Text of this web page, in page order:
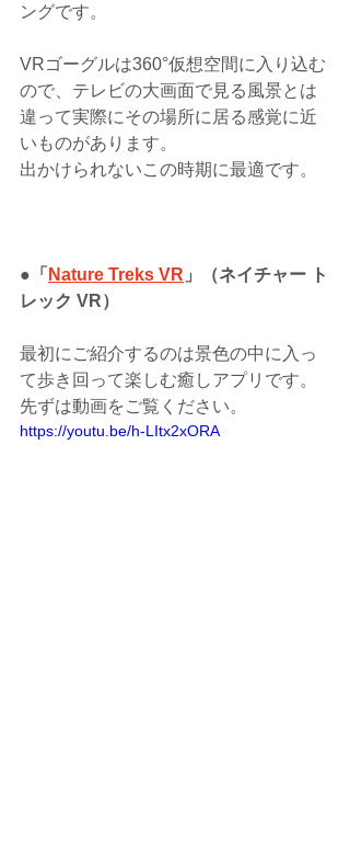
ングです。
VRゴーグルは360°仮想空間に入り込む
ので、テレビの大画面で見る風景とは
違って実際にその場所に居る感覚に近
いものがあります。
出かけられないこの時期に最適です。
●「 Nature Treks VR 」（ネイチャー ト
レック VR）
最初にご紹介するのは景色の中に入っ
て歩き回って楽しむ癒しアプリです。
先ずは動画をご覧ください。
https://youtu.be/h-LItx2xORA